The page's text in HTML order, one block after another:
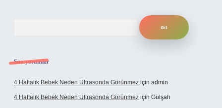
Son yorumlar
4 Haftalık Bebek Neden Ultrasonda Görünmez için admin
4 Haftalık Bebek Neden Ultrasonda Görünmez için Gülşah